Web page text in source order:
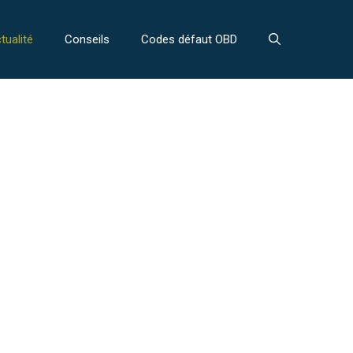
Conseils Codes défaut OBD